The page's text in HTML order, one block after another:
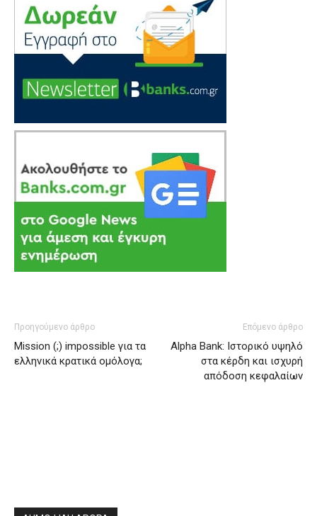
Προηγούμενο άρθρο
Mission (;) impossible για τα
ελληνικά κρατικά ομόλογα;
Επόμενο άρθρο
Alpha Bank: Ιστορικό υψηλό
στα κέρδη και ισχυρή
απόδοση κεφαλαίων